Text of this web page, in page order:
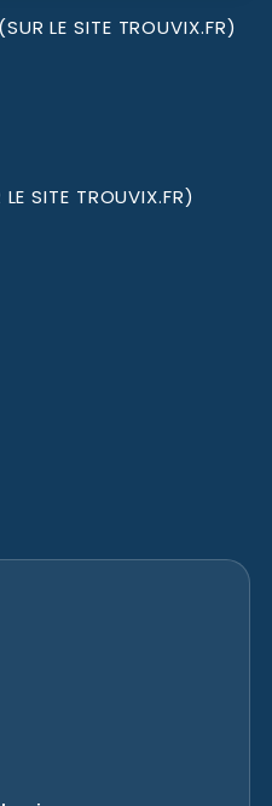
LE SITE TROUVIX.FR)
SITE TROUVIX.FR)